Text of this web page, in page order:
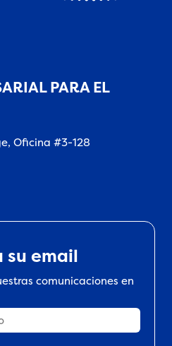
PARA EL
Oficina #3-128
su email
comunicaciones en